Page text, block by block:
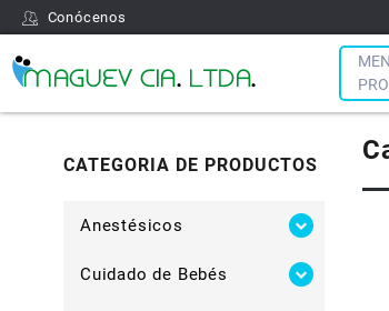
Conócenos
CATEGORIA DE PRODUCTOS
Anestésicos
Cuidado de Bebés